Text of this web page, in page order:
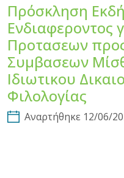
Πρόσκληση
Ενδιαφεροντος
Προτασεων
Συμβασεων
Ιδιωτικου
Φιλολογίας
Αναρτήθηκε 12/06/